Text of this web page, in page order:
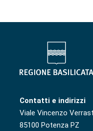
Contatti e indirizzi
Viale Vincenzo
85100 Potenza PZ